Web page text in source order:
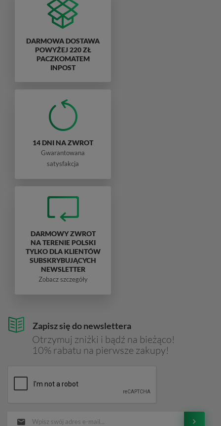
Zapisz się do newslettera
Otrzymuj zniżki i bądź na bieżąco!
10% rabatu na pierwsze zakupy!
DARMOWA DOSTAWA
POWYŻEJ 220 ZŁ
PACZKOMATEM
INPOST
14 DNI NA ZWROT
Gwarantowana
satysfakcja
DARMOWY ZWROT
NA TERENIE POLSKI
TYLKO DLA KLIENTÓW
SUBSKRYBUJĄCYCH
NEWSLETTER
Zobacz szczegóły